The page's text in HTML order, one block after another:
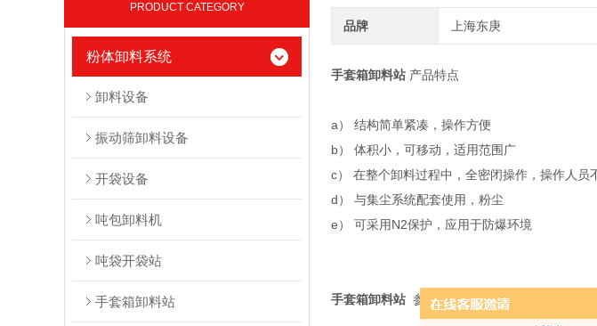
PRODUCT CATEGORY
粉体卸料系统
卸料设备
振动筛卸料设备
开袋设备
吨包卸料机
吨袋开袋站
手套箱卸料站
品牌 上海东庚
手套箱卸料站 产品特点
a） 结构简单紧凑，操作方便
b） 体积小，可移动，适用范围广
c） 在整个卸料过程中，全密闭操作，操作人
d） 与集尘系统配套使用，粉尘
e） 可采用N2保护，应用于防爆环境
手套箱卸料站 参数规格